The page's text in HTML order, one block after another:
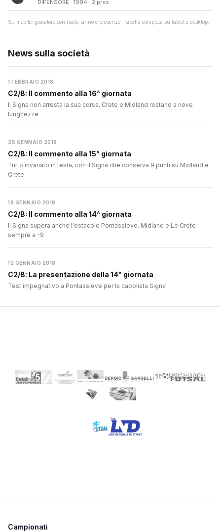
DIFENSORE · 1994 · 2 pres
Su mobile: giocatore con ruolo, anno e presenze. Tabella completa su tablet e desktop.
News sulla società
1 FEBBRAIO 2018
C2/B: Il commento alla 16^ giornata
Il Signa non arresta la sua corsa. Crete e Midland restano a nove
lunghezze
25 GENNAIO 2018
C2/B: Il commento alla 15^ giornata
Tutto invariato in testa, con il Signa che conserva 9 punti su Midland e
Crete
18 GENNAIO 2018
C2/B: Il commento alla 14^ giornata
Il Signa supera anche l'ostacolo Pontassieve. Midland e Le Crete
sempre a –9
12 GENNAIO 2018
C2/B: La presentazione della 14^ giornata
Test impegnativo a Pontassieve per la capolista Signa
Campionati